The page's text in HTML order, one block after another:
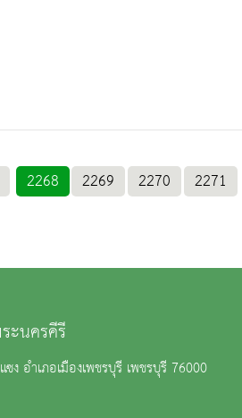
2268 2269 2270 2271
นครคีรี
อำเภอเมืองเพชรบุรี เพชรบุรี 76000